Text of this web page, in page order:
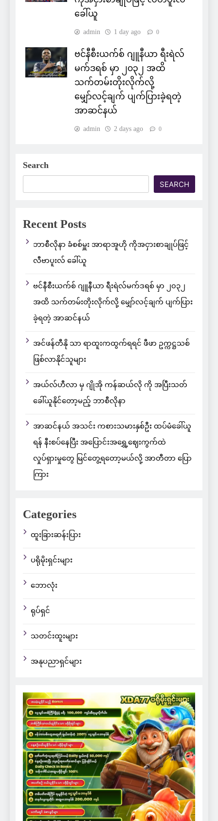
ခေါ်ယူ
admin 1 day ago 0
ဗင်နီစီးယက်စ် ဂျူနီယာ ရီးရဲလ်
မက်ဒရစ် မှာ ၂၀၃၂ အထိ
သက်တမ်းတိုးလိုက်လို့
မျှော်လင့်ချက် ပျက်ပြားခဲ့ရတဲ့
အာဆင်နယ်
admin 2 days ago 0
Search
SEARCH
Recent Posts
ဘာစီလိုနာ ခံစစ်မှူး အာရာအူဟို ကိုအငှားစာချုပ်ဖြင့်
လီဗာပူးလ် ခေါ်ယူ
ဗင်နီစီးယက်စ် ဂျူနီယာ ရီးရဲလ်မက်ဒရစ် မှာ ၂၀၃၂
အထိ သက်တမ်းတိုးလိုက်လို့ မျှော်လင့်ချက် ပျက်ပြား
ခဲ့ရတဲ့ အာဆင်နယ်
အင်ဖန်တီနို သာ ရာထူးကထွက်ရရင် ဖီဖာ ဥက္ကဋ္ဌသစ်
ဖြစ်လာနိုင်သူများ
အယ်လ်ဟီလာ မှ ဂျိုအို ကန်ဆယ်လို ကို အပြီးသတ်
ခေါ်ယူနိုင်တော့မည့် ဘာစီလိုနာ
အာဆင်နယ် အသင်း ကစားသမားနှစ်ဦး ထပ်မံခေါ်ယူ
ရန် နီးစပ်နေပြီး အပြောင်းအရွှေ့ဈေးကွက်ထဲ
လှုပ်ရှားမှုတွေ မြင်တွေ့ရတော့မယ်လို့ အာတီတာ ပြော
ကြား
Categories
ထူးခြားဆန်းပြား
ပရိုမိုးရှင်းများ
ဘောလုံး
ရုပ်ရှင်
သတင်းထူးများ
အနုပညာရှင်များ